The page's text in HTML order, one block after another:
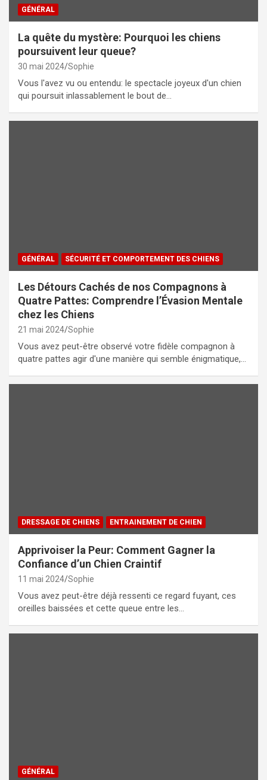
GÉNÉRAL
La quête du mystère: Pourquoi les chiens
poursuivent leur queue?
30 mai 2024 Sophie
Vous l'avez vu ou entendu: le spectacle joyeux d'un chien
qui poursuit inlassablement le bout de…
GÉNÉRAL SÉCURITÉ ET COMPORTEMENT DES CHIENS
Les Détours Cachés de nos Compagnons à
Quatre Pattes: Comprendre l’Évasion Mentale
chez les Chiens
21 mai 2024 Sophie
Vous avez peut-être observé votre fidèle compagnon à
quatre pattes agir d'une manière qui semble énigmatique,…
DRESSAGE DE CHIENS ENTRAINEMENT DE CHIEN
Apprivoiser la Peur: Comment Gagner la
Confiance d’un Chien Craintif
11 mai 2024 Sophie
Vous avez peut-être déjà ressenti ce regard fuyant, ces
oreilles baissées et cette queue entre les…
GÉNÉRAL